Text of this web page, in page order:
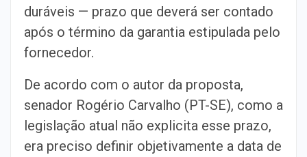
duráveis — prazo que deverá ser contado
após o término da garantia estipulada pelo
fornecedor.
De acordo com o autor da proposta,
senador Rogério Carvalho (PT-SE), como a
legislação atual não explicita esse prazo,
era preciso definir objetivamente a data de